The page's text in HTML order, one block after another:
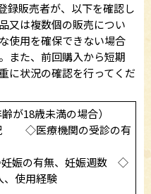
録販売者が、以下を確認し
又は複数個の販売につい
使用を確保できない場合
また、前回購入から短期
に状況の確認を行ってくだ
齢が18歳未満の場合）
◇医療機関の受診の有
娠の有無、妊娠週数 ◇
使用経験